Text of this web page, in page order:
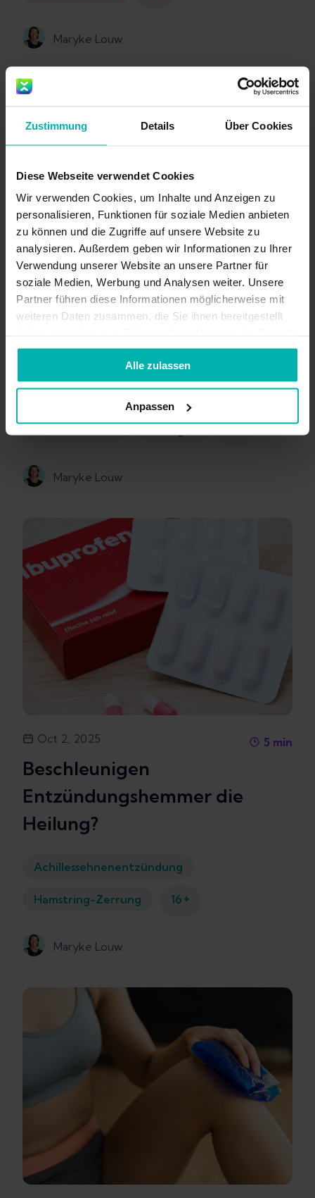
Zustimmung Details Über Cookies
Diese Webseite verwendet Cookies
Wir verwenden Cookies, um Inhalte und Anzeigen zu
personalisieren, Funktionen für soziale Medien anbieten
zu können und die Zugriffe auf unsere Website zu
analysieren. Außerdem geben wir Informationen zu Ihrer
Verwendung unserer Website an unsere Partner für
soziale Medien, Werbung und Analysen weiter. Unsere
Partner führen diese Informationen möglicherweise mit
weiteren Daten zusammen, die Sie ihnen bereitgestellt
gesammelt haben.
Alle zulassen
Anpassen
Maryke Louw
Oct 2, 2025 7 min
Knie – Hilfe bei Schwellungen
und Schmerzen
+
Maryke Louw
Oct 2, 2025 5 min
Beschleunigen
Entzündungshemmer die
Heilung?
Achillessehnenentzündung
Hamstring-Zerrung 16 +
Maryke Louw